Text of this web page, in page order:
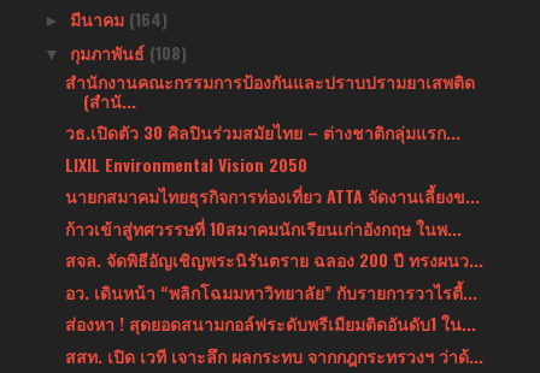
► มีนาคม (164)
▼ กุมภาพันธ์ (108)
สำนักงานคณะกรรมการป้องกันและปราบปรามยาเสพติด
(สำนั...
วธ.เปิดตัว 30 ศิลปินร่วมสมัยไทย – ต่างชาติกลุ่มแรก...
LIXIL Environmental Vision 2050
นายกสมาคมไทยธุรกิจการท่องเที่ยว ATTA จัดงานเลี้ยงข...
ก้าวเข้าสู่ทศวรรษที่ 10สมาคมนักเรียนเก่าอังกฤษ ในพ...
สจล. จัดพิธีอัญเชิญพระนิรันตราย ฉลอง 200 ปี ทรงผนว...
อว. เดินหน้า “พลิกโฉมมหาวิทยาลัย” กับรายการวาไรตี้...
ส่องหา ! สุดยอดสนามกอล์ฟระดับพรีเมียมติดอันดับ1 ใน...
สสท. เปิด เวที เจาะลึก ผลกระทบ จากกฎกระทรวงฯ ว่าด้...